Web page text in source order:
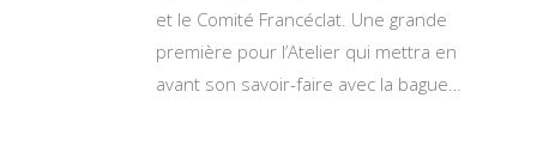
et le Comité Francéclat. Une grande
première pour l’Atelier qui mettra en
avant son savoir-faire avec la bague…